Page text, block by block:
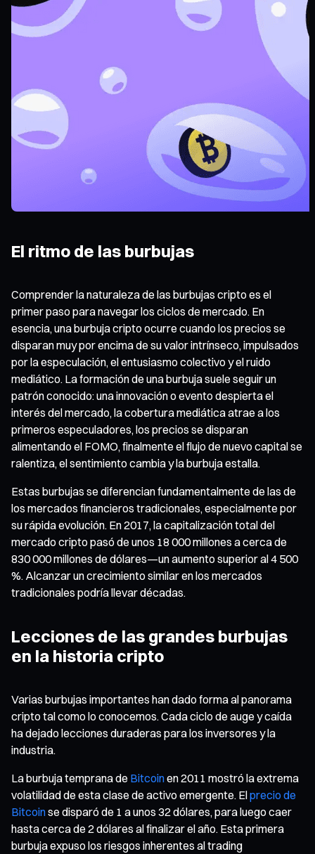
El ritmo de las burbujas
Comprender la naturaleza de las burbujas cripto es el
primer paso para navegar los ciclos de mercado. En
esencia, una burbuja cripto ocurre cuando los precios se
disparan muy por encima de su valor intrínseco, impulsados
por la especulación, el entusiasmo colectivo y el ruido
mediático. La formación de una burbuja suele seguir un
patrón conocido: una innovación o evento despierta el
interés del mercado, la cobertura mediática atrae a los
primeros especuladores, los precios se disparan
alimentando el FOMO, finalmente el flujo de nuevo capital se
ralentiza, el sentimiento cambia y la burbuja estalla.
Estas burbujas se diferencian fundamentalmente de las de
los mercados financieros tradicionales, especialmente por
su rápida evolución. En 2017, la capitalización total del
mercado cripto pasó de unos 18 000 millones a cerca de
830 000 millones de dólares—un aumento superior al 4 500
%. Alcanzar un crecimiento similar en los mercados
tradicionales podría llevar décadas.
Lecciones de las grandes burbujas
en la historia cripto
Varias burbujas importantes han dado forma al panorama
cripto tal como lo conocemos. Cada ciclo de auge y caída
ha dejado lecciones duraderas para los inversores y la
industria.
La burbuja temprana de Bitcoinen 2011 mostró la extrema
volatilidad de esta clase de activo emergente. Elprecio de
Bitcoinse disparó de 1 a unos 32 dólares, para luego caer
hasta cerca de 2 dólares al finalizar el año. Esta primera
burbuja expuso los riesgos inherentes al trading